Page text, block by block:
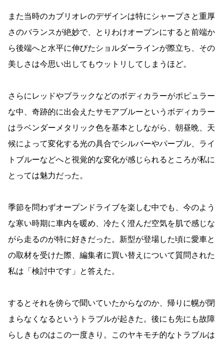
また当時のカブリオレのデザインは特にシャープさと重厚
さのバランスが絶妙で、とりわけオープンにすると前端か
ら後端へと水平に伸びたショルダーラインが際立ち、その
美しさは今思い出してもウットリしてしまうほど。
さらにレッドやブラックなどのボディカラーがポピュラー
な中、奇跡的に出会えたサモアブルーというボディカラー
はラベンダーメタリック色を基本としながら、朝昼晩、天
候によって変化する光の具合でシルバーやパープル、ライ
トブルーなどへと視覚的な変化が感じられるところが私に
とっては魅力だった。
季節を問わずオープンドライブを楽しむ中でも、今のよう
な寒い時期に車内を暖め、冷たく澄んだ空気を肌で感じな
がら走るのが特に好きだった。新型が登場した頃に愛車と
の取材を受けた際、編集者に買い替えについて質問された
私は「検討中です」と答えた。
するとそれを傍らで聞いていたからなのか、帰りに幌が閉
まらなくなるというトラブルが起きた。後にも先にも故障
らしきものはこの一度きり。このヤキモチ的なトラブルは